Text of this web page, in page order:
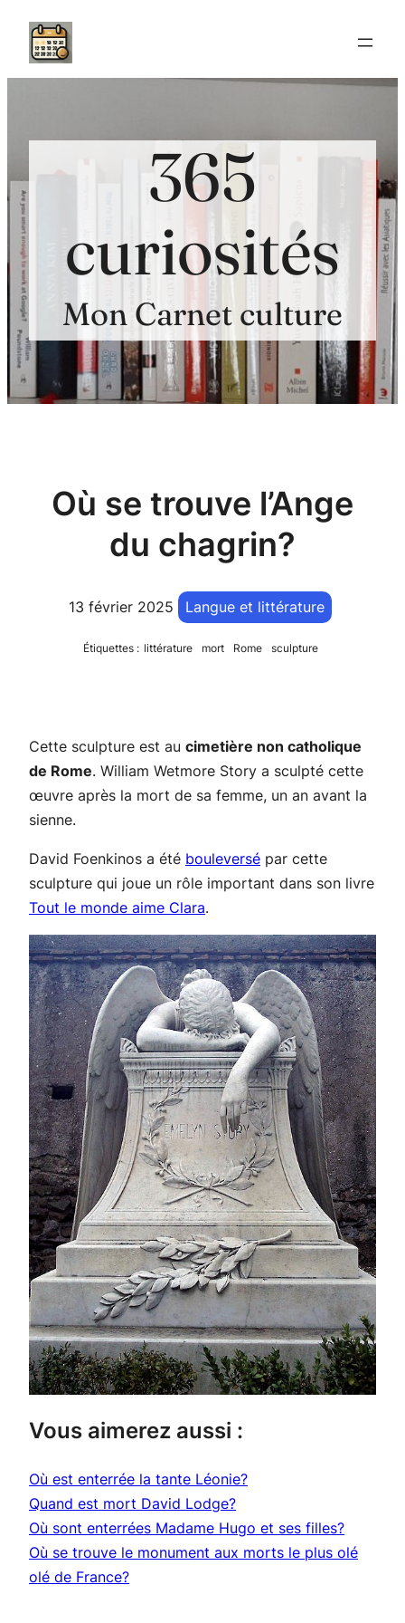
Aller
contenu
365
curiosités
Mon Carnet culture
Où se trouve l’Ange
du chagrin?
13 février 2025 Langue et littérature
Étiquettes : littérature mort Rome sculpture
Cette sculpture est au cimetière non catholique
de Rome. William Wetmore Story a sculpté cette
œuvre après la mort de sa femme, un an avant la
sienne.
David Foenkinos a été bouleversé par cette
sculpture qui joue un rôle important dans son livre
Tout le monde aime Clara.
Vous aimerez aussi :
Où est enterrée la tante Léonie?
Quand est mort David Lodge?
Où sont enterrées Madame Hugo et ses filles?
Où se trouve le monument aux morts le plus olé
olé de France?